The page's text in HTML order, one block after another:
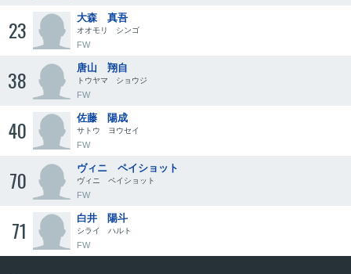
23 大森 真吾
オオモリ シンゴ
FW
38 唐山 翔自
トウヤマ ショウジ
FW
40 佐藤 陽成
サトウ ヨウセイ
FW
70 ヴィニ ペイショット
ヴィニ ペイショット
FW
71 白井 陽斗
シライ ハルト
FW